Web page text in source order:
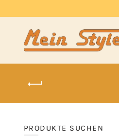
PRODUKTE SUCHEN